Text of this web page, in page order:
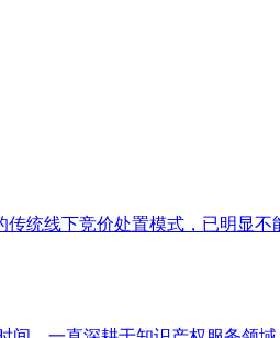
统线下竞价处置模式，已明显不